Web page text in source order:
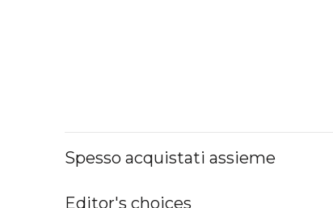
Spesso acquistati assieme
Editor's choices